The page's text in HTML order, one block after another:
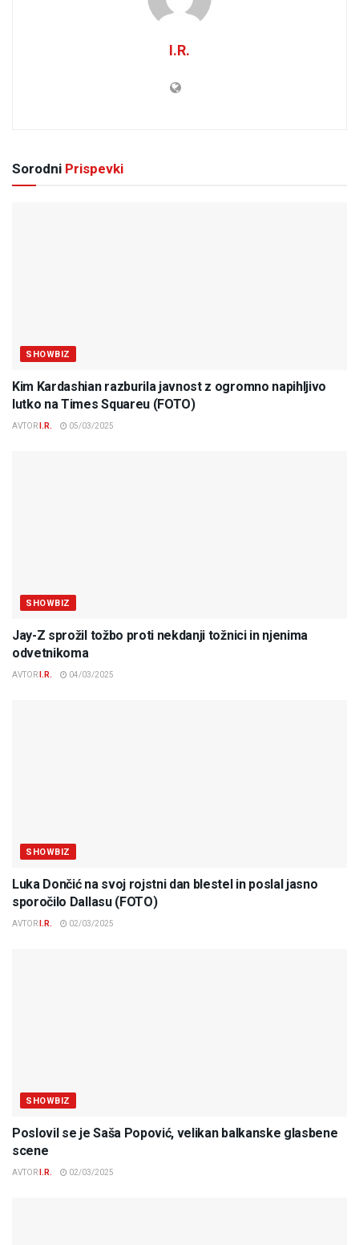
I.R.
Sorodni Prispevki
SHOWBIZ
Kim Kardashian razburila javnost z ogromno napihljivo
lutko na Times Squareu (FOTO)
AVTOR I.R. 05/03/2025
SHOWBIZ
Jay-Z sprožil tožbo proti nekdanji tožnici in njenima
odvetnikoma
AVTOR I.R. 04/03/2025
SHOWBIZ
Luka Dončić na svoj rojstni dan blestel in poslal jasno
sporočilo Dallasu (FOTO)
AVTOR I.R. 02/03/2025
SHOWBIZ
Poslovil se je Saša Popović, velikan balkanske glasbene
scene
AVTOR I.R. 02/03/2025